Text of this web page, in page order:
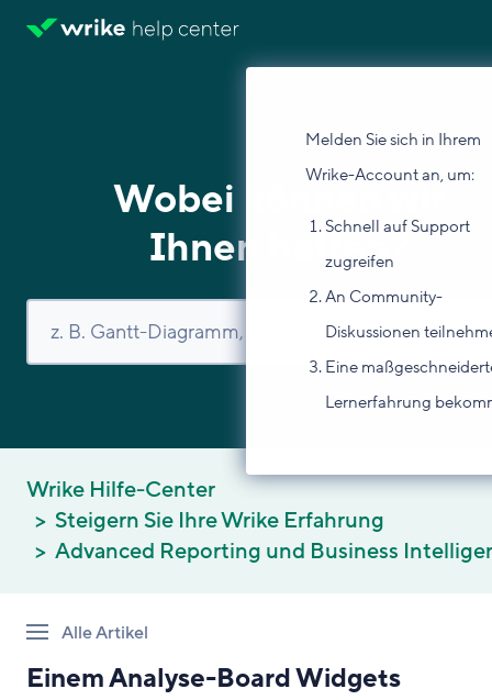
Melden Sie sich in Ihrem
Wrike-Account an, um:
Schnell auf Support
zugreifen
An Community-
Diskussionen
Eine
Lernerfahrung
Wobei können wir
Ihnen helfen?
Wrike Hilfe-Center
Steigern Sie Ihre Wrike Erfahrung
Advanced Reporting und Business
Alle Artikel
Einem Analyse-Board Widgets